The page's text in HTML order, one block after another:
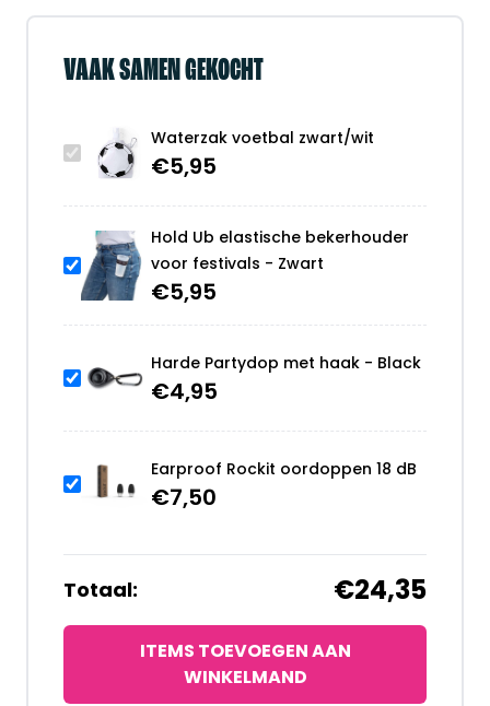
VAAK SAMEN GEKOCHT
Waterzak voetbal zwart/wit
€5,95
Hold Ub elastische bekerhouder
voor festivals - Zwart
€5,95
Harde Partydop met haak - Black
€4,95
Earproof Rockit oordoppen 18 dB
€7,50
Totaal: €24,35
ITEMS TOEVOEGEN AAN
WINKELMAND